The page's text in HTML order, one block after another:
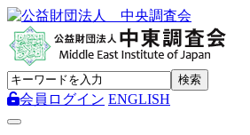
会員ログイン ENGLISH
Toggle navigation